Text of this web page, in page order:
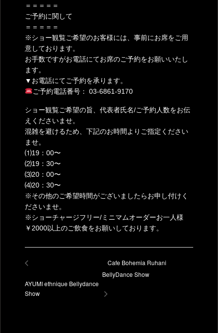
＝＝＝＝＝
ご予約に関して
＝＝＝＝＝
※ショー観覧ご希望のお客様には、事前にお席をご用
意しております。
お手数ですがお電話にてお席のご予約をお願いいたし
ます。
▼お電話にてご予約を承ります。
ご予約電話番号： 03-6861-9170
ショー観覧ご希望の旨、代表者氏名/ご予約人数をお伝
えくださいませ。
混雑を避けるため、下記のお時間よりご指定ください
ませ。
⑴19：00〜
⑵19：30〜
⑶20：00〜
⑷20：30〜
※その他のご希望時間がございましたらお申し付けく
ださいませ。
※ショーチャージフリー/ミニマムオーダーお一人様
￥2000以上のご飲食をお願いしております。
AYUMI ethnique Bellydance
Show
Cafe Bohemia Ruhani
BellyDance Show